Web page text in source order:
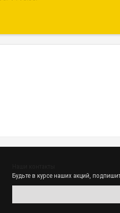
Будьте в курсе наших акций,